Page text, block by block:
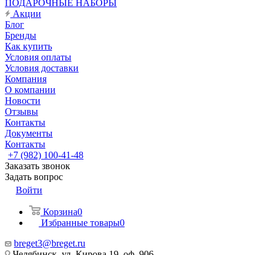
ПОДАРОЧНЫЕ НАБОРЫ
Акции
Блог
Бренды
Как купить
Условия оплаты
Условия доставки
Компания
О компании
Новости
Отзывы
Контакты
Документы
Контакты
+7 (982) 100-41-48
Заказать звонок
Задать вопрос
Войти
Корзина0
Избранные товары0
breget3@breget.ru